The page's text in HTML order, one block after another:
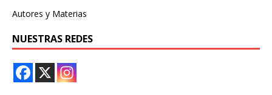
Autores y Materias
NUESTRAS REDES